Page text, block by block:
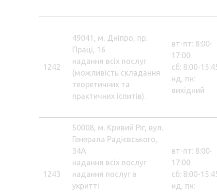
1242
49041, м. Дніпро, пр.
Праці, 16
надання всіх послуг
(можливість складання
теоретичних та
практичних іспитів).
вт-пт: 8:00-
17:00
сб: 8:00-
нд, пн:
вихідний
1243
50008, м. Кривий Ріг, вул.
Генерала Радієвського,
34А
надання всіх послуг
надання послуг в
укритті
вт-пт: 8:00-
17:00
сб: 8:00-
нд, пн: